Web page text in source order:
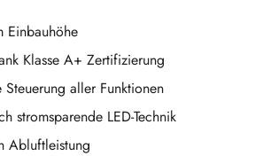
Einbauhöhe
Klasse A+ Zertifizierung
aller Funktionen
stromsparende LED-Technik
Abluftleistung